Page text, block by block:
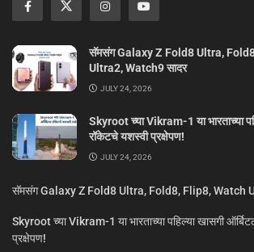
सॅमसंग Galaxy Z Fold8 Ultra,
Ultra2, Watch9 सादर
JULY 24, 2026
Skyroot च्या Vikram-1 या भारताच्या
रॉकेटचे यशस्वी प्रक्षेपण!
JULY 24, 2026
सॅमसंग Galaxy Z Fold8 Ultra, Fold8, Flip8, Watch
Skyroot च्या Vikram-1 या भारताच्या पहिल्या खासगी
प्रक्षेपण!